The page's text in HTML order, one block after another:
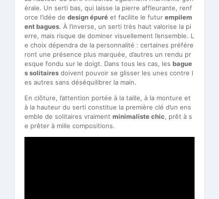
érale. Un serti bas, qui laisse la pierre affleurante, renf
orce l’idée de design épuré et facilite le futur empilem
ent bagues. À l’inverse, un serti très haut valorise la pi
erre, mais risque de dominer visuellement l’ensemble. L
e choix dépendra de la personnalité : certaines préfére
ront une présence plus marquée, d’autres un rendu pr
esque fondu sur le doigt. Dans tous les cas, les bague
s solitaires doivent pouvoir se glisser les unes contre l
es autres sans déséquilibrer la main.
En clôture, l’attention portée à la taille, à la monture et
à la hauteur du serti constitue la première clé d’un ens
emble de solitaires vraiment minimaliste chic, prêt à s
e prêter à mille compositions.